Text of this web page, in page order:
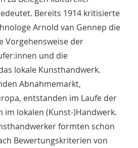
Bereits 1914 kritisierte
Arnold van Gennep die
Vorgehensweise der
und die
lokale Kunsthandwerk.
Abnahmemarkt,
entstanden im Laufe der
im lokalen (Kunst-)Handwerk.
formten schon
Bewertungskriterien von